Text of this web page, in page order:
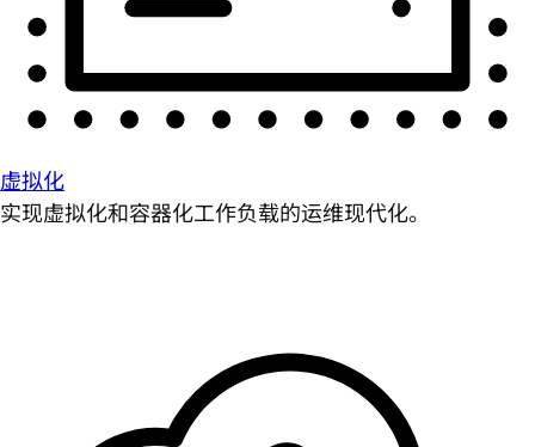
虚拟化
实现虚拟化和容器化工作负载的运维现代化。